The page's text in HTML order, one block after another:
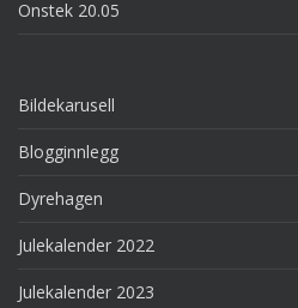
Onstek 20.05
Bildekarusell
Blogginnlegg
Dyrehagen
Julekalender 2022
Julekalender 2023